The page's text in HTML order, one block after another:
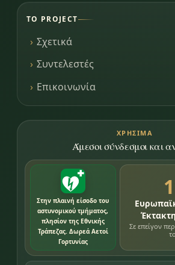
ΤΟ PROJECT
Σχετικά
Συντελεστές
Επικοινωνία
ΧΡΉΣΙΜΑ
Άμεσοι σύνδεσμοι και
Στην πλαινή είσοδο του
αστυνομικού τμήματος,
πλησίον της Εθνικής
Τράπεζας. Δωρεά Αετοί
Γορτυνίας
Σε επείγον